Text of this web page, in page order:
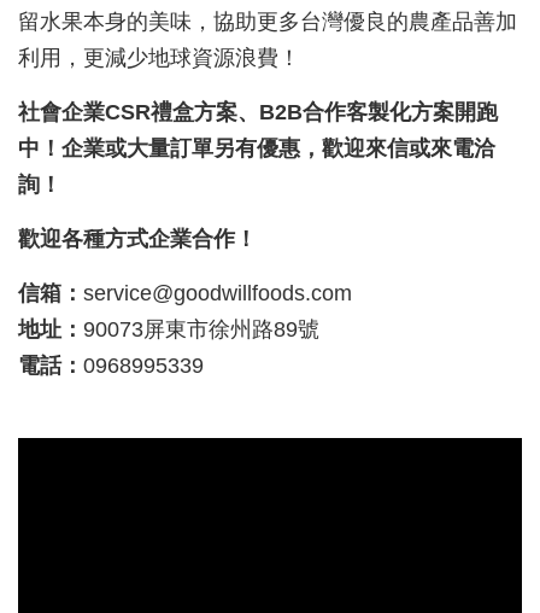
留水果本身的美味，協助更多台灣優良的農產品善加
利用，更減少地球資源浪費！
社會企業CSR禮盒方案、B2B合作客製化方案開跑
中！企業或大量訂單另有優惠，歡迎來信或來電洽
詢！
歡迎各種方式企業合作！
信箱： service@goodwillfoods.com
地址： 90073屏東市徐州路89號
電話： 0968995339